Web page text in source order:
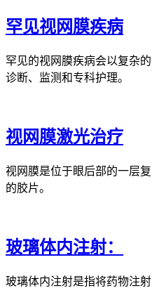
罕见视网膜疾病
罕见的视网膜疾病会以复杂
诊断、监测和专科护理。
视网膜激光治疗
视网膜是位于眼后部的一层
的胶片。
玻璃体内注射：
玻璃体内注射是指将药物注